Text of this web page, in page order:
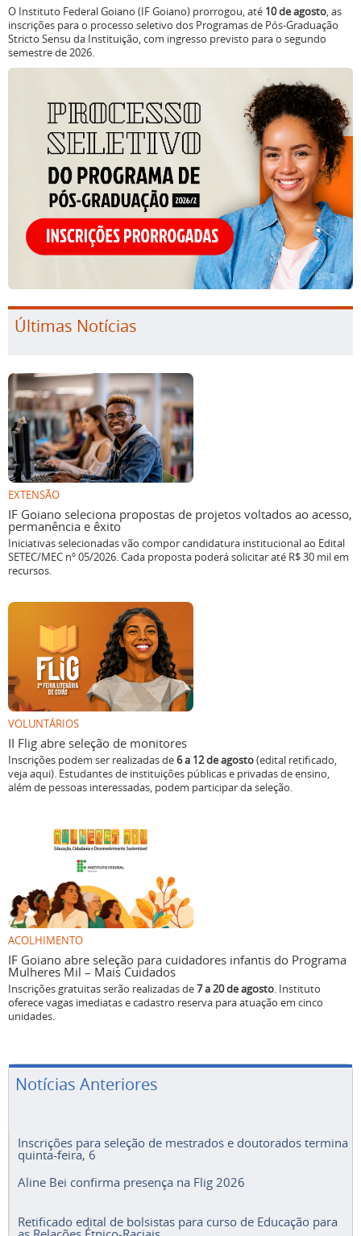
O Instituto Federal Goiano (IF Goiano) prorrogou, até 10 de agosto, as
inscrições para o processo seletivo dos Programas de Pós-Graduação
Stricto Sensu da Instituição, com ingresso previsto para o segundo
semestre de 2026.
Últimas Notícias
EXTENSÃO
IF Goiano seleciona propostas de projetos voltados ao acesso,
permanência e êxito
Iniciativas selecionadas vão compor candidatura institucional ao Edital
SETEC/MEC nº 05/2026. Cada proposta poderá solicitar até R$ 30 mil em
recursos.
VOLUNTÁRIOS
II Flig abre seleção de monitores
Inscrições podem ser realizadas de6 a 12 de agosto(edital retificado,
veja aqui). Estudantes de instituições públicas e privadas de ensino,
além de pessoas interessadas, podem participar da seleção.
ACOLHIMENTO
IF Goiano abre seleção para cuidadores infantis do Programa
Mulheres Mil – Mais Cuidados
Inscrições gratuitas serão realizadas de7 a 20 de agosto. Instituto
oferece vagas imediatas e cadastro reserva para atuação em cinco
unidades.
Notícias Anteriores
Inscrições para seleção de mestrados e doutorados termina
quinta-feira, 6
Aline Bei confirma presença na Flig 2026
Retificado edital de bolsistas para curso de Educação para